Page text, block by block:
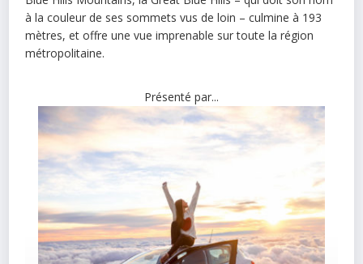
à la couleur de ses sommets vus de loin – culmine à 193
mètres, et offre une vue imprenable sur toute la région
métropolitaine.
Présenté par...